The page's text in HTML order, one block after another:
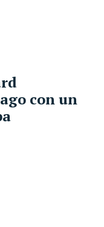
con un